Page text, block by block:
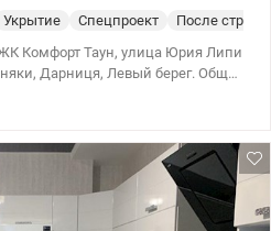
Укрытие Спецпроект
После
Комфорт Таун, улица Юрия Липи
Дарниця, Левый берег. Общая
отопление. Просторные
стоянки. Укрытия и генераторы
Подъезды оборудованы
колясок. Развитая